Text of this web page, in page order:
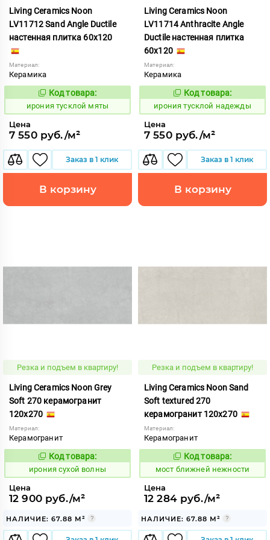
Living Ceramics Noon
LV11712 Sand Angle Ductile
настенная плитка 60x120
Материал:
Керамика
1107056
Код товара:
ирония тусклой мяты
Цена
7 550 руб./м²
Заказ в 1 клик
В корзину
Living Ceramics Noon
LV11714 Anthracite Angle
Ductile настенная плитка
60x120
Материал:
Керамика
1107057
Код товара:
ирония тусклой надежды
Цена
7 550 руб./м²
Заказ в 1 клик
В корзину
Резка и подъем в квартиру!
Living Ceramics Noon Grey
Soft 270 керамогранит
120x270
Материал:
Керамогранит
1106137
Код товара:
ирония сухой волны
Цена
12 900 руб./м²
НАЛИЧИЕ: 67.88 М²
Резка и подъем в квартиру!
Living Ceramics Noon Sand
Soft textured 270
керамогранит 120x270
Материал:
Керамогранит
1016308
Код товара:
мост ближней нежности
Цена
12 284 руб./м²
НАЛИЧИЕ: 67.88 М²